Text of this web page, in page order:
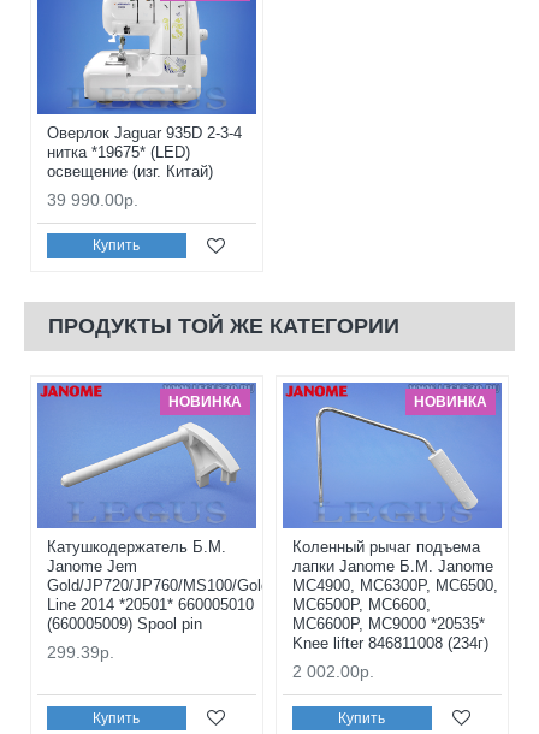
Оверлок Jaguar 935D 2-3-4
нитка *19675* (LED)
освещение (изг. Китай)
39 990.00р.
Купить
ПРОДУКТЫ ТОЙ ЖЕ КАТЕГОРИИ
НОВИНКА
Катушкодержатель Б.М.
Janome Jem
Gold/JP720/JP760/MS100/Gold
Line 2014 *20501* 660005010
(660005009) Spool pin
299.39р.
Купить
НОВИНКА
Коленный рычаг подъема
лапки Janome Б.М. Janome
MC4900, MC6300P, MC6500,
MC6500P, MC6600,
MC6600P, MC9000 *20535*
Knee lifter 846811008 (234г)
2 002.00р.
Купить